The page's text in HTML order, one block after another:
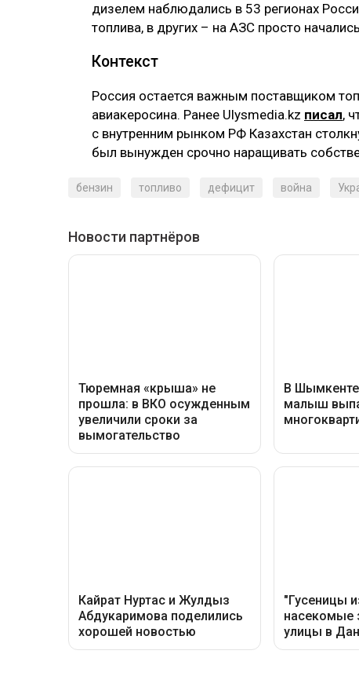
дизелем наблюдались в 53 регионах
топлива, в других – на АЗС просто
Контекст
Россия остается важным поставщиком
авиакеросина. Ранее Ulysmedia.kz писал,
с внутренним рынком РФ Казахстан
был вынужден срочно наращивать
бензин топливо дефицит война